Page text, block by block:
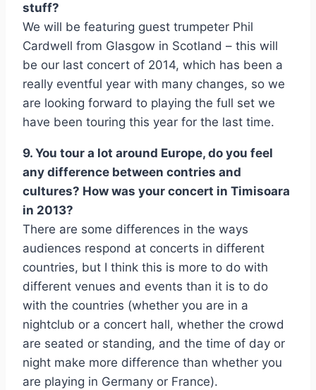
stuff?
We will be featuring guest trumpeter Phil
Cardwell from Glasgow in Scotland – this will
be our last concert of 2014, which has been a
really eventful year with many changes, so we
are looking forward to playing the full set we
have been touring this year for the last time.
9. You tour a lot around Europe, do you feel
any difference between contries and
cultures? How was your concert in Timisoara
in 2013?
There are some differences in the ways
audiences respond at concerts in different
countries, but I think this is more to do with
different venues and events than it is to do
with the countries (whether you are in a
nightclub or a concert hall, whether the crowd
are seated or standing, and the time of day or
night make more difference than whether you
are playing in Germany or France).